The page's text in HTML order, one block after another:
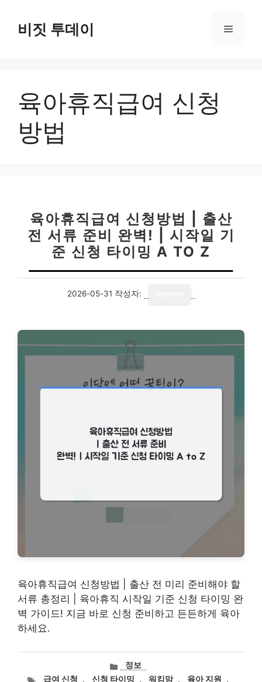
비짓 투데이 메
육아휴직급여 신청
방법
육아휴직급여 신청방법 | 출산
전 서류 준비 완벽! | 시작일 기
준 신청 타이밍 A TO Z
2026-05-31 작성자:
육아휴직급여 신청방법 | 출산 전 미리 준비해야 할
서류 총정리 | 육아휴직 시작일 기준 신청 타이밍 완
벽 가이드! 지금 바로 신청 준비하고 든든하게 육아
하세요.
카
테
정보
태급여 신청 , 신청 타이밍 , 워킹맘 , 육아 지원
,